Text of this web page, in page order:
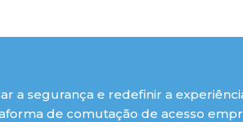
a segurança e redefinir a
de comutação de acesso